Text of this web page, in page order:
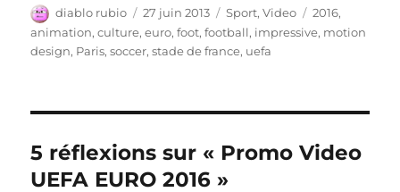
Auteur
diablo rubio
Publié
le
27 juin 2013 Catégories
Sport,Video Étiquettes
2016,
animation,culture,euro,foot,football, impressive, motion
design, Paris,soccer,stade de france, uefa
5 réflexions sur « Promo Video
UEFA EURO 2016 »